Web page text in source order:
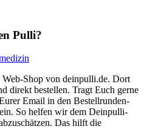
Pulli?
Shop von deinpulli.de. Dort
direkt bestellen. Tragt Euch gerne
Email in den Bestellrunden-
So helfen wir dem Deinpulli-
Das hilft die